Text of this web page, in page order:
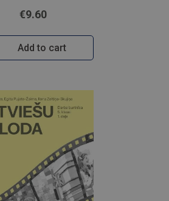
€9.60
Add to cart